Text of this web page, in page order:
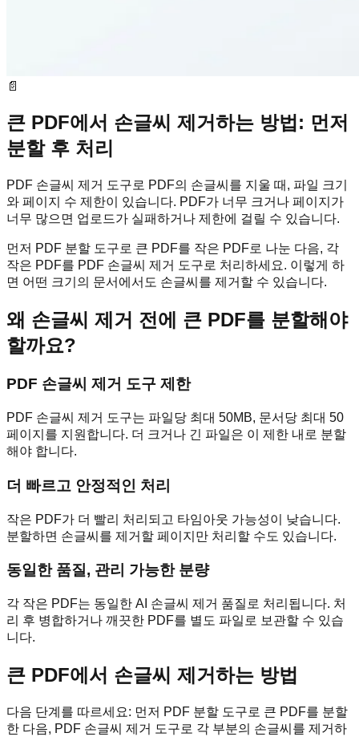
📄
큰 PDF에서 손글씨 제거하는 방법: 먼저
분할 후 처리
PDF 손글씨 제거 도구로 PDF의 손글씨를 지울 때, 파일 크기
와 페이지 수 제한이 있습니다. PDF가 너무 크거나 페이지가
너무 많으면 업로드가 실패하거나 제한에 걸릴 수 있습니다.
먼저 PDF 분할 도구로 큰 PDF를 작은 PDF로 나눈 다음, 각
작은 PDF를 PDF 손글씨 제거 도구로 처리하세요. 이렇게 하
면 어떤 크기의 문서에서도 손글씨를 제거할 수 있습니다.
왜 손글씨 제거 전에 큰 PDF를 분할해야
할까요?
PDF 손글씨 제거 도구 제한
PDF 손글씨 제거 도구는 파일당 최대 50MB, 문서당 최대 50
페이지를 지원합니다. 더 크거나 긴 파일은 이 제한 내로 분할
해야 합니다.
더 빠르고 안정적인 처리
작은 PDF가 더 빨리 처리되고 타임아웃 가능성이 낮습니다.
분할하면 손글씨를 제거할 페이지만 처리할 수도 있습니다.
동일한 품질, 관리 가능한 분량
각 작은 PDF는 동일한 AI 손글씨 제거 품질로 처리됩니다. 처
리 후 병합하거나 깨끗한 PDF를 별도 파일로 보관할 수 있습
니다.
큰 PDF에서 손글씨 제거하는 방법
다음 단계를 따르세요: 먼저 PDF 분할 도구로 큰 PDF를 분할
한 다음, PDF 손글씨 제거 도구로 각 부분의 손글씨를 제거하